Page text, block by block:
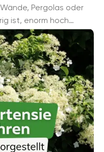
Pergolas oder
ist, enorm hoch
sind ...